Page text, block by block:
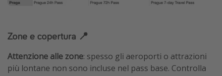
Zone e copertura 📍
Attenzione alle zone: spesso gli aeroporti o attrazioni
più lontane non sono incluse nel pass base. Controlla